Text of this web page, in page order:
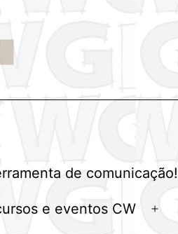
de comunicação!
e eventos CW
Abrir